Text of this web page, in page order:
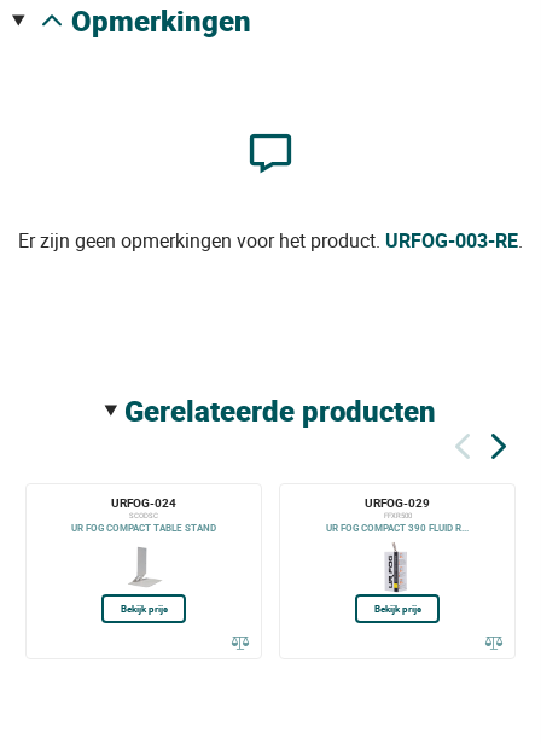
opmerkingen
Er zijn geen opmerkingen voor het product. URFOG-003-RE.
gerelateerde producten
URFOG-024
SCODSC
UR FOG COMPACT TABLE STAND
Bekijk prijs
URFOG-029
FFXR500
UR FOG COMPACT 390 FLUID R...
Bekijk prijs